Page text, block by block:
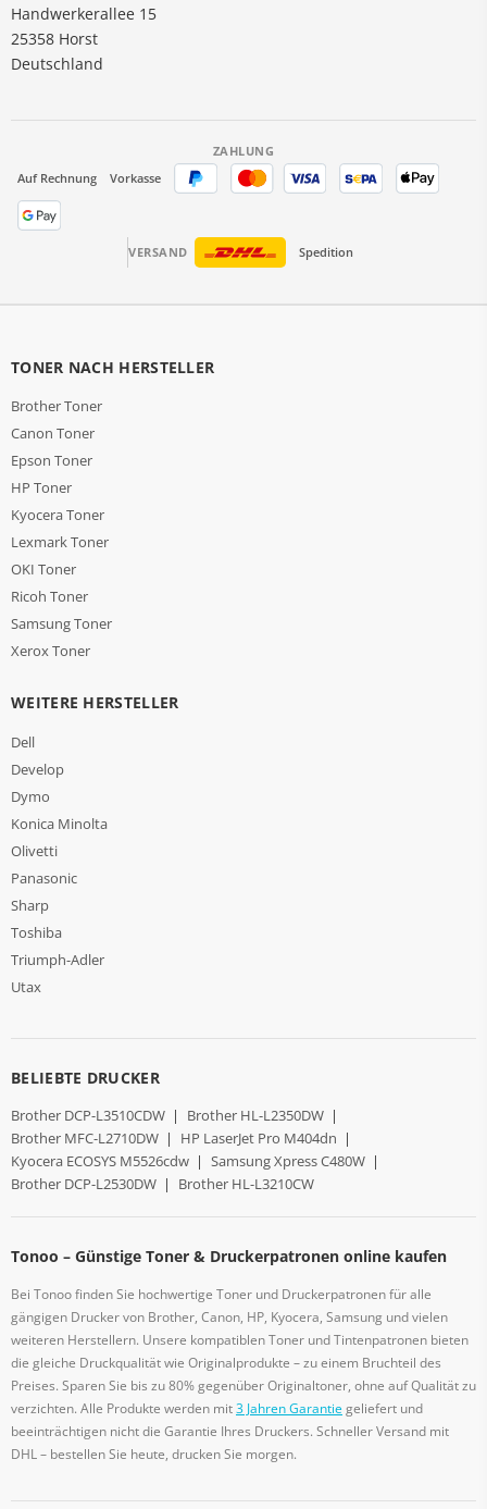
Handwerkerallee 15
25358 Horst
Deutschland
ZAHLUNG
Auf Rechnung
Vorkasse
VERSAND Spedition
TONER NACH HERSTELLER
Brother Toner
Canon Toner
Epson Toner
HP Toner
Kyocera Toner
Lexmark Toner
OKI Toner
Ricoh Toner
Samsung Toner
Xerox Toner
WEITERE HERSTELLER
Dell
Develop
Dymo
Konica Minolta
Olivetti
Panasonic
Sharp
Toshiba
Triumph-Adler
Utax
BELIEBTE DRUCKER
Brother DCP-L3510CDW | Brother HL-L2350DW |
Brother MFC-L2710DW | HP LaserJet Pro M404dn |
Kyocera ECOSYS M5526cdw | Samsung Xpress C480W |
Brother DCP-L2530DW | Brother HL-L3210CW
Tonoo – Günstige Toner & Druckerpatronen online kaufen
Bei Tonoo finden Sie hochwertige Toner und Druckerpatronen für alle
gängigen Drucker von Brother, Canon, HP, Kyocera, Samsung und vielen
weiteren Herstellern. Unsere kompatiblen Toner und Tintenpatronen bieten
die gleiche Druckqualität wie Originalprodukte – zu einem Bruchteil des
Preises. Sparen Sie bis zu 80% gegenüber Originaltoner, ohne auf Qualität zu
verzichten. Alle Produkte werden mit3 Jahren Garantiegeliefert und
beeinträchtigen nicht die Garantie Ihres Druckers. Schneller Versand mit
DHL – bestellen Sie heute, drucken Sie morgen.